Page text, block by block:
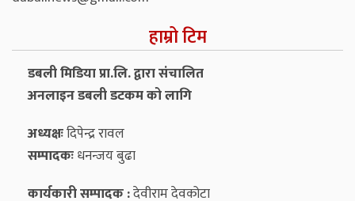
हाम्रो टिम
डबली मिडिया प्रा.लि. द्वारा संचालित
अनलाइन डबली डटकम को लागि
अध्यक्षःदिपेन्द्र रावल
सम्पादकःधनन्‍जय बुढा
कार्यकारी सम्पादक :देवीराम देवकोटा